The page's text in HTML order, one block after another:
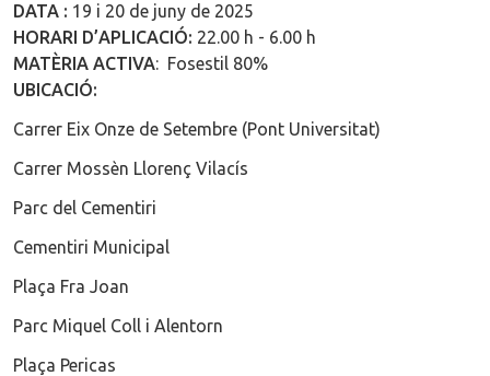
DATA : 19 i 20 de juny de 2025
HORARI D’APLICACIÓ: 22.00 h - 6.00 h
MATÈRIA ACTIVA: Fosestil 80%
UBICACIÓ:
Carrer Eix Onze de Setembre (Pont Universitat)
Carrer Mossèn Llorenç Vilacís
Parc del Cementiri
Cementiri Municipal
Plaça Fra Joan
Parc Miquel Coll i Alentorn
Plaça Pericas